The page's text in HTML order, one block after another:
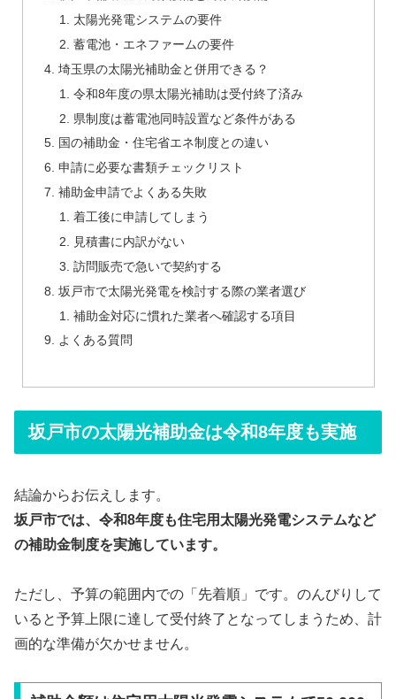
太陽光発電システムの要件
蓄電池・エネファームの要件
埼玉県の太陽光補助金と併用できる？
令和8年度の県太陽光補助は受付終了済み
県制度は蓄電池同時設置など条件がある
国の補助金・住宅省エネ制度との違い
申請に必要な書類チェックリスト
補助金申請でよくある失敗
着工後に申請してしまう
見積書に内訳がない
訪問販売で急いで契約する
坂戸市で太陽光発電を検討する際の業者選び
補助金対応に慣れた業者へ確認する項目
よくある質問
坂戸市の太陽光補助金は令和8年度も実施
結論からお伝えします。
坂戸市では、令和8年度も住宅用太陽光発電システムなど
の補助金制度を実施しています。
ただし、予算の範囲内での「先着順」です。のんびりして
いると予算上限に達して受付終了となってしまうため、計
画的な準備が欠かせません。